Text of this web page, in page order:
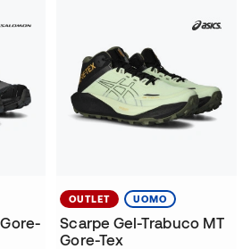
OUTLET UOMO
Scarpe Gel-Trabuco MT
Gore-Tex